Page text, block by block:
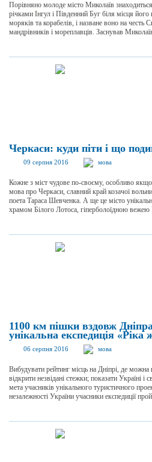
Порівняно молоде місто Миколаїв
річками Інгул і Південний Буг біля місця
моряків та корабелів, і назване воно на
мандрівників і мореплавців. Заснував
Черкаси: куди піти і що
09 серпня 2016 мова
Кожне з міст чудове по-своєму, особливо якщо
мова про Черкаси, славний край козачої
поета Тараса Шевченка. А ще це місто
храмом Білого Лотоса, гіперболоїдною
1100 км пішки вздовж
унікальна експедиція «Ріка
06 серпня 2016 мова
Вибудувати рейтинг місць на Дніпрі, де
відкрити незвідані стежки; показати Україні і
мета учасників унікального туристичного
незалежності України учасники експедиції